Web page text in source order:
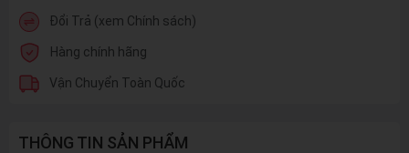
Đổi Trả (xem Chính sách)
Hàng chính hãng
Vận Chuyển Toàn Quốc
THÔNG TIN SẢN PHẨM